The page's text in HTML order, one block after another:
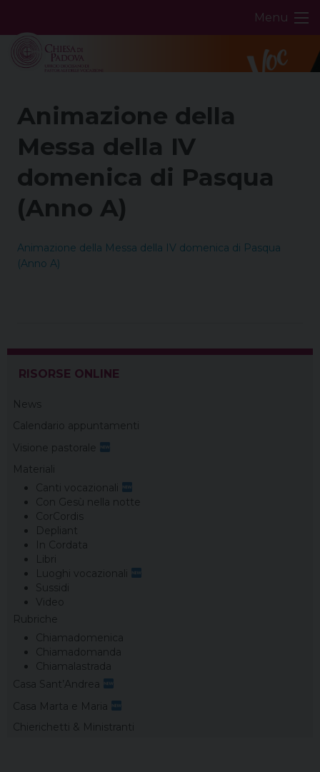
content
Menu
Animazione della
Messa della IV
domenica di Pasqua
(Anno A)
Animazione della Messa della IV domenica di Pasqua
(Anno A)
RISORSE ONLINE
News
Calendario appuntamenti
Visione pastorale
Materiali
Canti vocazionali
Con Gesù nella notte
CorCordis
Depliant
In Cordata
Libri
Luoghi vocazionali
Sussidi
Video
Rubriche
Chiamadomenica
Chiamadomanda
Chiamalastrada
Casa Sant’Andrea
Casa Marta e Maria
Chierichetti & Ministranti